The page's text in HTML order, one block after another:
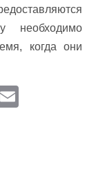
необходимо
когда они